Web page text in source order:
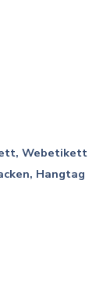
Webetikett
Hangtag